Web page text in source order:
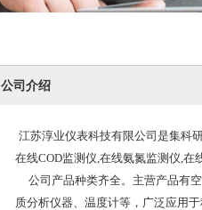
公司介绍
江苏淳业仪表科技有限公司是集科
在线COD监测仪,在线氨氮监测仪,在
公司产品种类齐全。主营产品有
质分析仪器、温度计等，广泛应用